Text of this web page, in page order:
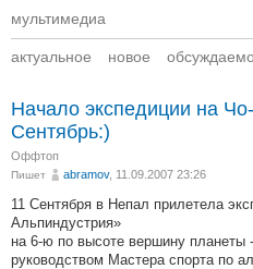
мультимедиа
актуальное новое
Начало экспедиции на
Сентябрь:)
Оффтоп
Пишет abramov, 11.09.2007 23:26
11 Сентября в Непал прилетела
Альпиндустрия»
на 6-ю по высоте вершину
руководством Мастера спорта по